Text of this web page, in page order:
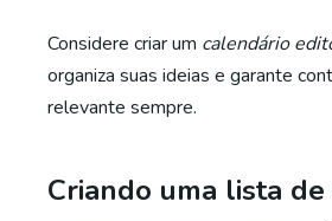
Considere criar um calendário
organiza suas ideias e garante
relevante sempre.
Criando uma lista